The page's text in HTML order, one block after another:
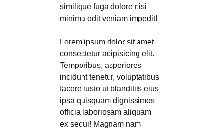
similique fuga dolore nisi
minima odit veniam impedit!
Lorem ipsum dolor sit amet
consectetur adipisicing elit.
Temporibus, asperiores
incidunt tenetur, voluptatibus
facere iusto ut blanditiis eius
ipsa quisquam dignissimos
officia laboriosam aliquam
ex sequi! Magnam nam